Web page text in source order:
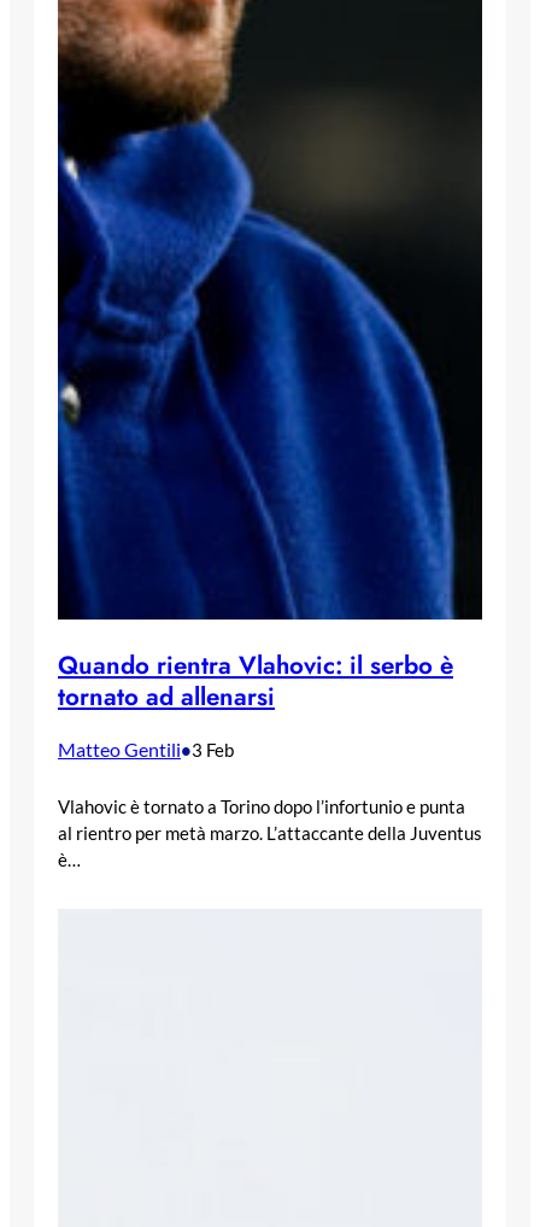
Quando rientra Vlahovic: il serbo è
tornato ad allenarsi
Matteo Gentili•3 Feb
Vlahovic è tornato a Torino dopo l’infortunio e punta
al rientro per metà marzo. L’attaccante della Juventus
è…